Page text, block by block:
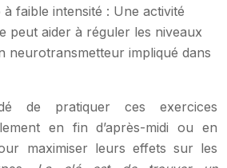
faible intensité : Une activité
peut aider à réguler les niveaux
neurotransmetteur impliqué dans
de pratiquer ces exercices
en fin d’après-midi ou en
maximiser leurs effets sur les